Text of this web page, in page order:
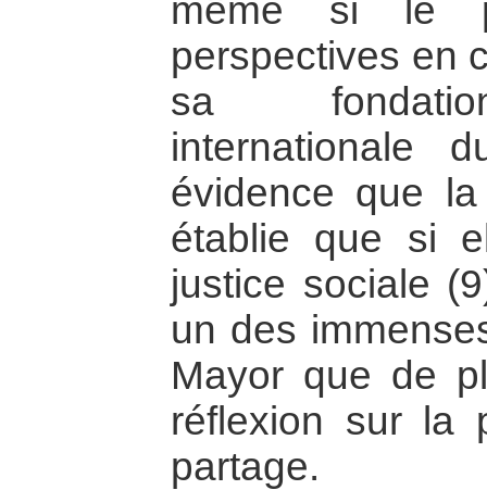
même si le
perspectives en
sa
internationale
évidence que
établie que si
justice sociale
un des
Mayor que de
réflexion sur la
partage.